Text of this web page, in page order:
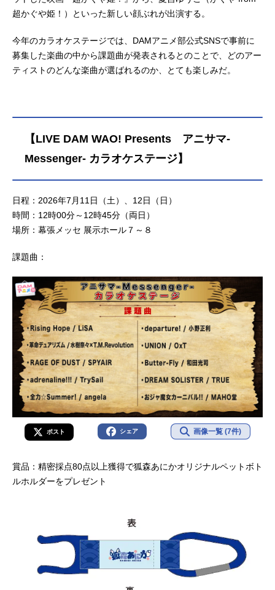
超かぐや姫！）といった新しい顔ぶれが出演する。
今年のカラオケステージでは、DAMアニメ部公式SNSで事前に
募集した楽曲の中から課題曲が発表されるとのことで、どのアー
ティストのどんな楽曲が選ばれるのか、とても楽しみだ。
【LIVE DAM WAO! Presents アニサマ-
Messenger- カラオケステージ】
日程：2026年7月11日（土）、12日（日）
時間：12時00分～12時45分（両日）
場所：幕張メッセ 展示ホール７～８
課題曲：
ポスト シェア 画像一覧 (7件)
賞品：精密採点80点以上獲得で狐森あにかオリジナルペットボト
ルホルダーをプレゼント